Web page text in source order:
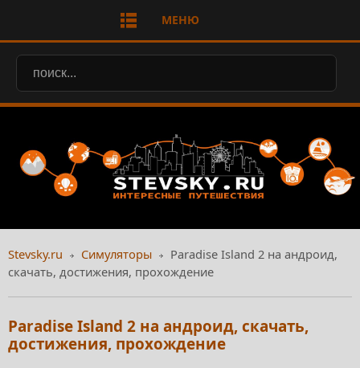
МЕНЮ
Stevsky.ru Симуляторы
Paradise Island 2 на андроид,
скачать, достижения, прохождение
Paradise Island 2 на андроид, скачать,
достижения, прохождение